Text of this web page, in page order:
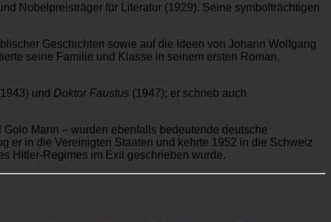
Nobelpreisträger für Literatur (1929). Seine symbolträchtigen
Geschichten sowie auf die Ideen von Johann Wolfgang
seine Familie und Klasse in seinem ersten Roman,
und Doktor Faustus (1947); er schrieb auch
Mann – wurden ebenfalls bedeutende deutsche
er in die Vereinigten Staaten und kehrte 1952 in die Schweiz
Hitler-Regimes im Exil geschrieben wurde.